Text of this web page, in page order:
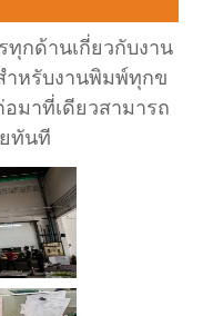
ทุกด้านเกี่ยวกับงาน
หรับงานพิมพ์ทุกข
มาที่เดียวสามารถ
ทันที